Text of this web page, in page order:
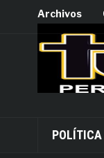
Archivos
POLÍTICA